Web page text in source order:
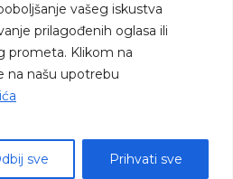
vašeg iskustva
prilagođenih oglasa ili
prometa. Klikom na
na našu upotrebu
sve Prihvati sve
© 2019 / Politika privatnosti